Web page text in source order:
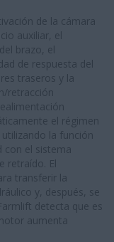
de la cámara
auxiliar, el
brazo, el
de respuesta del
traseros y la
retracción
el régimen
la función
con el sistema
retraído. El
transferir la
y, después, se
detecta que es
aumenta